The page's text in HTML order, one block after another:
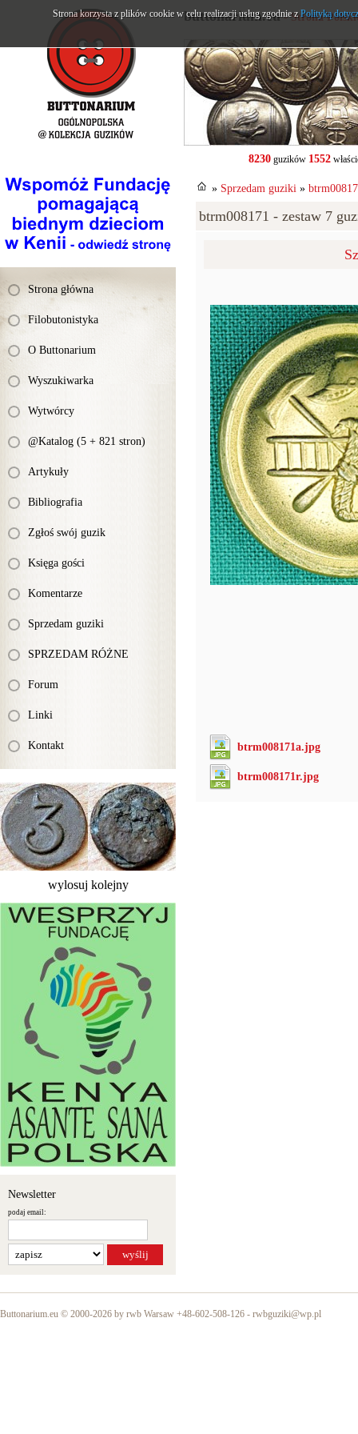
Strona główna
Filobutonistyka
O Buttonarium
Wyszukiwarka
Wytwórcy
@Katalog (5 + 821 stron)
Artykuły
Bibliografia
Zgłoś swój guzik
Księga gości
Komentarze
Sprzedam guziki
SPRZEDAM RÓŻNE
Forum
Linki
Kontakt
wylosuj kolejny
Newsletter
podaj email:
buttonarium.eu- Strona
8230guzików 1552
» Sprzedam guziki »
btrm008171 - zestaw 7
btrm008171a.jpg
btrm008171r.jpg
Buttonarium.eu © 2000-2026 by rwb Warsaw +48-602-508-126 - rwbguziki@wp.pl
Strona korzysta z plików cookie w celu realizacji usług zgodnie zPolityką